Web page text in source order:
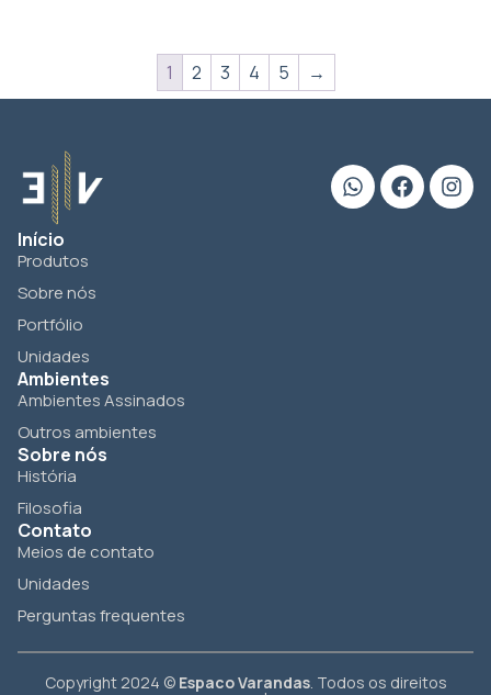
1 2 3 4 5 →
Início
Produtos
Sobre nós
Portfólio
Unidades
Ambientes
Ambientes Assinados
Outros ambientes
Sobre nós
História
Filosofia
Contato
Meios de contato
Unidades
Perguntas frequentes
Copyright 2024 © Espaco Varandas. Todos os direitos